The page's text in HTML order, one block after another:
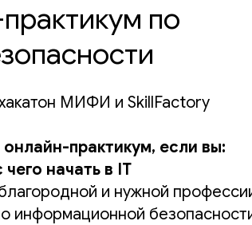
по
МИФИ и SkillFactory
практикум, если вы:
чего начать в IT
и нужной
информационной